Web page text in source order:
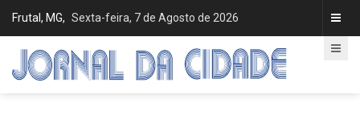
Frutal, MG, Sexta-feira, 7 de Agosto de 2026